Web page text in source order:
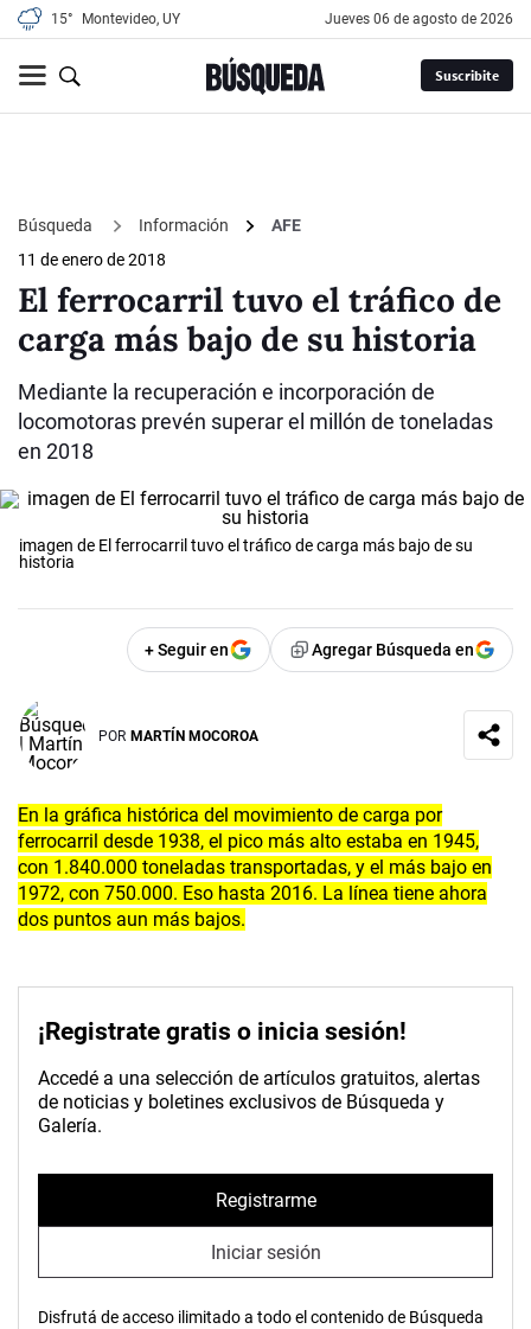
15° Montevideo, UY jueves 06 de agosto de 2026
Suscribite
Búsqueda Información
AFE
11 de enero de 2018
El ferrocarril tuvo el tráfico de
carga más bajo de su historia
Mediante la recuperación e incorporación de
locomotoras prevén superar el millón de toneladas
en 2018
imagen de El ferrocarril tuvo el tráfico de carga más bajo de su
historia
+ Seguir en Agregar Búsqueda en
POR MARTÍN MOCOROA
En la gráfica histórica del movimiento de carga por
ferrocarril desde 1938, el pico más alto estaba en 1945,
con 1.840.000 toneladas transportadas, y el más bajo en
1972, con 750.000. Eso hasta 2016. La línea tiene ahora
dos puntos aun más bajos.
¡Registrate gratis o inicia sesión!
Accedé a una selección de artículos gratuitos, alertas
de noticias y boletines exclusivos de Búsqueda y
Galería.
Registrarme
Iniciar sesión
Disfrutá de acceso ilimitado a todo el contenido de Búsqueda